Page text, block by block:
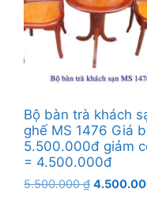
Bộ bàn trà khách
ghế MS 1476 Giá
5.500.000đ giảm
= 4.500.000đ
5.500.000₫ Giá